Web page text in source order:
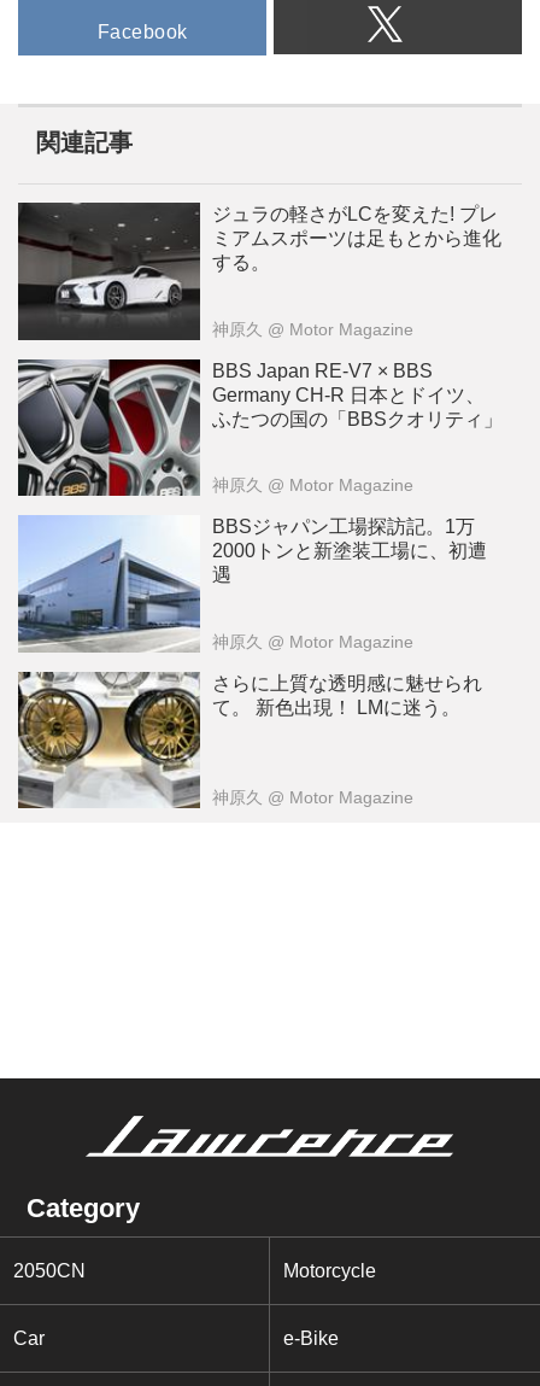
Facebook
関連記事
ジュラの軽さがLCを変えた! プレ
ミアムスポーツは足もとから進化
する。
神原久 @ Motor Magazine
BBS Japan RE-V7 × BBS
Germany CH-R 日本とドイツ、
ふたつの国の「BBSクオリティ」
神原久 @ Motor Magazine
BBSジャパン工場探訪記。1万
2000トンと新塗装工場に、初遭
遇
神原久 @ Motor Magazine
さらに上質な透明感に魅せられ
て。 新色出現！ LMに迷う。
神原久 @ Motor Magazine
Category
2050CN Motorcycle
Car e-Bike